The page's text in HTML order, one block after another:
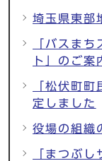
埼玉県東部
「バスま
ト」のご案
「松伏町
定しました
役場の組織
「まつぶ